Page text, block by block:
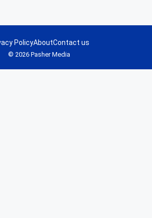
© 2026 Pasher Media
PolicyAboutContact us